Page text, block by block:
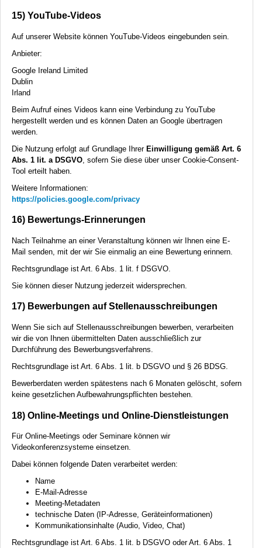
15) YouTube-Videos
Auf unserer Website können YouTube-Videos eingebunden sein.
Anbieter:
Google Ireland Limited
Dublin
Irland
Beim Aufruf eines Videos kann eine Verbindung zu YouTube
hergestellt werden und es können Daten an Google übertragen
werden.
Die Nutzung erfolgt auf Grundlage Ihrer Einwilligung gemäß Art. 6
Abs. 1 lit. a DSGVO , sofern Sie diese über unser Cookie-Consent-
Tool erteilt haben.
Weitere Informationen:
https://policies.google.com/privacy
16) Bewertungs-Erinnerungen
Nach Teilnahme an einer Veranstaltung können wir Ihnen eine E-
Mail senden, mit der wir Sie einmalig an eine Bewertung erinnern.
Rechtsgrundlage ist Art. 6 Abs. 1 lit. f DSGVO
Sie können dieser Nutzung jederzeit widersprechen.
17) Bewerbungen auf Stellenausschreibungen
Wenn Sie sich auf Stellenausschreibungen bewerben, verarbeiten
wir die von Ihnen übermittelten Daten ausschließlich zur
Durchführung des Bewerbungsverfahrens.
Rechtsgrundlage ist Art. 6 Abs. 1 lit. b DSGVO und § 26 BDSG
Bewerberdaten werden spätestens nach 6 Monaten gelöscht, sofern
keine gesetzlichen Aufbewahrungspflichten bestehen.
18) Online-Meetings und Online-Dienstleistungen
Für Online-Meetings oder Seminare können wir
Videokonferenzsysteme einsetzen.
Dabei können folgende Daten verarbeitet werden:
Name
E-Mail-Adresse
Meeting-Metadaten
technische Daten (IP-Adresse, Geräteinformationen)
Kommunikationsinhalte (Audio, Video, Chat)
Rechtsgrundlage ist Art. 6 Abs. 1 lit. b DSGVO oder Art. 6 Abs. 1